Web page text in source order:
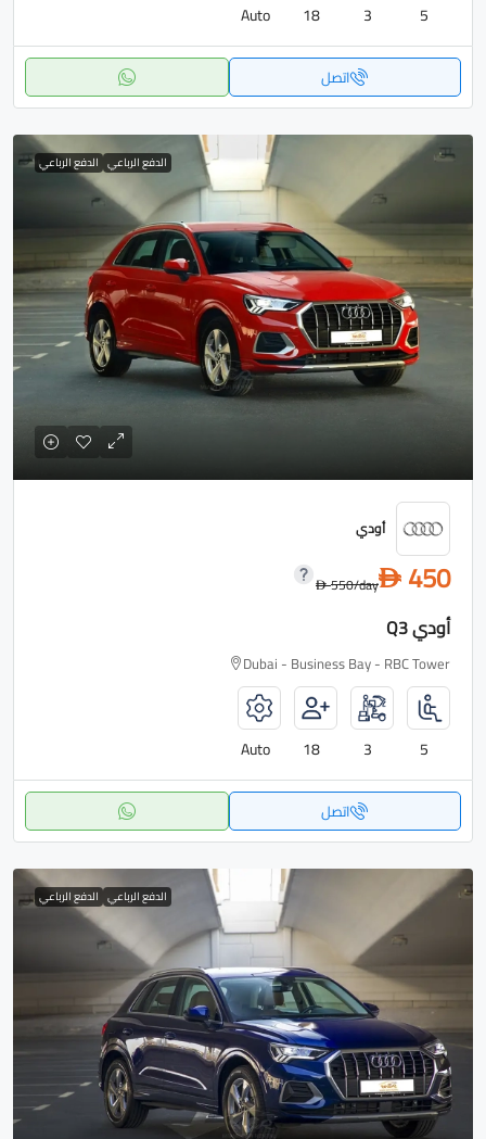
5
3
18
Auto
اتصل
الدفع الرباعي الدفع الرباعي
أودي
D 450
D550/day
أودي Q3
Dubai - Business Bay - RBC Tower
5
3
18
Auto
اتصل
الدفع الرباعي الدفع الرباعي